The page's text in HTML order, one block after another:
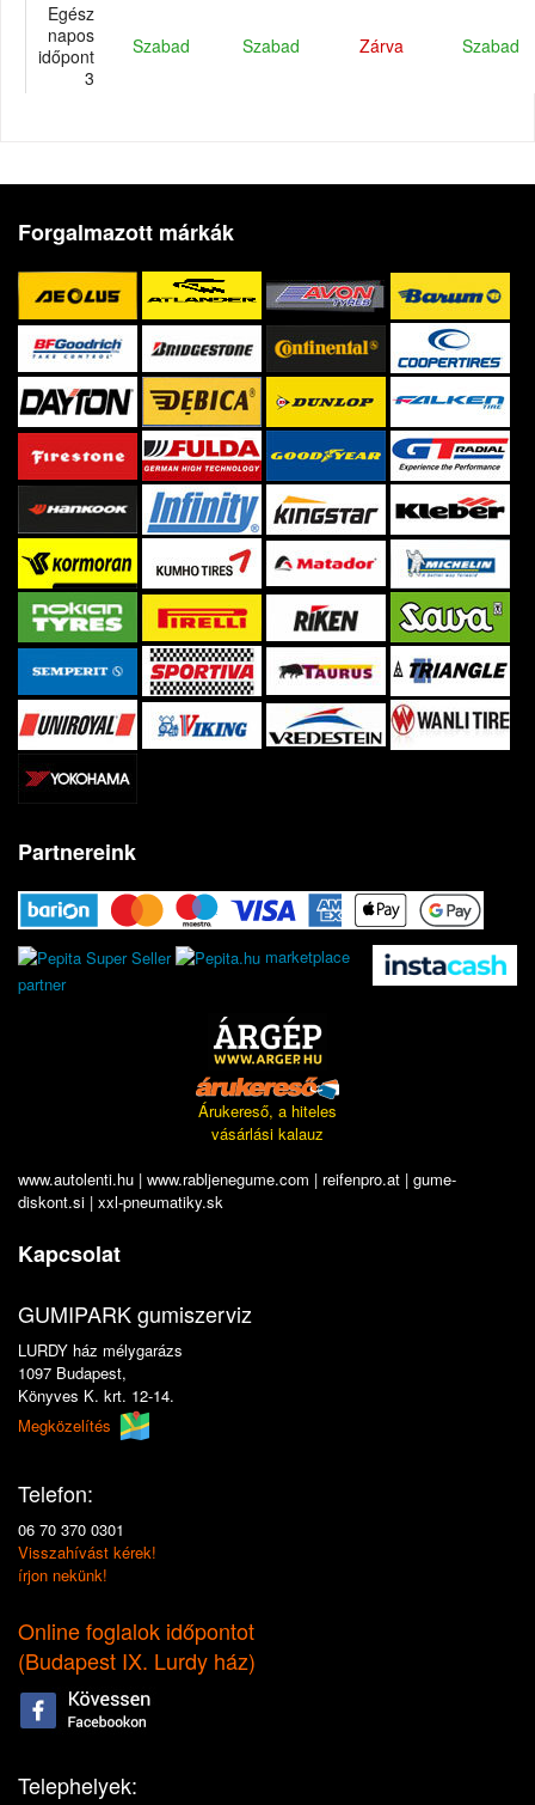
Egész
napos
időpont
3
Szabad Szabad Zárva Szabad
Forgalmazott márkák
Partnereink
marketplace
partner
Árukereső, a hiteles
vásárlási kalauz
www.autolenti.hu | www.rabljenegume.com | reifenpro.at | gume-
diskont.si | xxl-pneumatiky.sk
Kapcsolat
GUMIPARK gumiszerviz
LURDY ház mélygarázs
1097 Budapest,
Könyves K. krt. 12-14.
Megközelítés
Telefon:
06 70 370 0301
Visszahívást kérek!
írjon nekünk!
Online foglalok időpontot
(Budapest IX. Lurdy ház)
Telephelyek: